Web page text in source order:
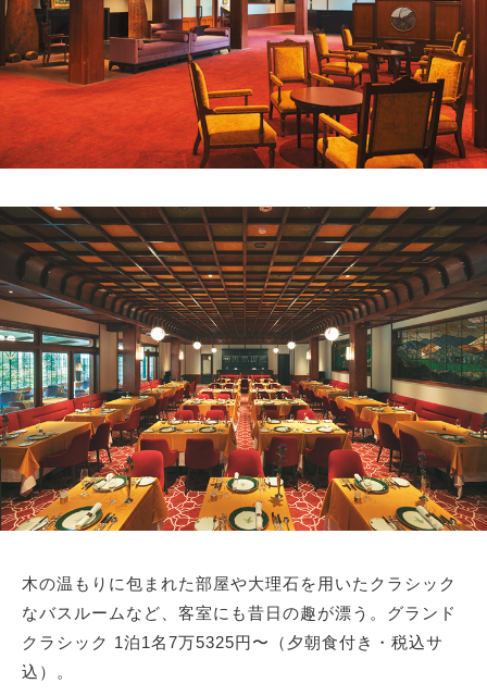
木の温もりに包まれた部屋や大理石を用いたクラシック
なバスルームなど、客室にも昔日の趣が漂う。グランド
クラシック 1泊1名7万5325円〜（夕朝食付き・税込サ
込）。